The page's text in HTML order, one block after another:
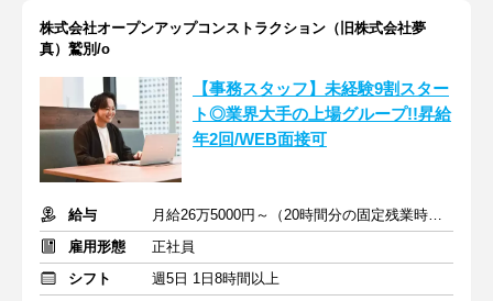
株式会社オープンアップコンストラクション（旧株式会社夢
真）鷲別/o
【事務スタッフ】未経験9割スター
ト◎業界大手の上場グループ!!昇給
年2回/WEB面接可
給与
月給26万5000円～（20時間分の固定残業時間代を含む）
雇用形態
正社員
シフト
週5日 1日8時間以上